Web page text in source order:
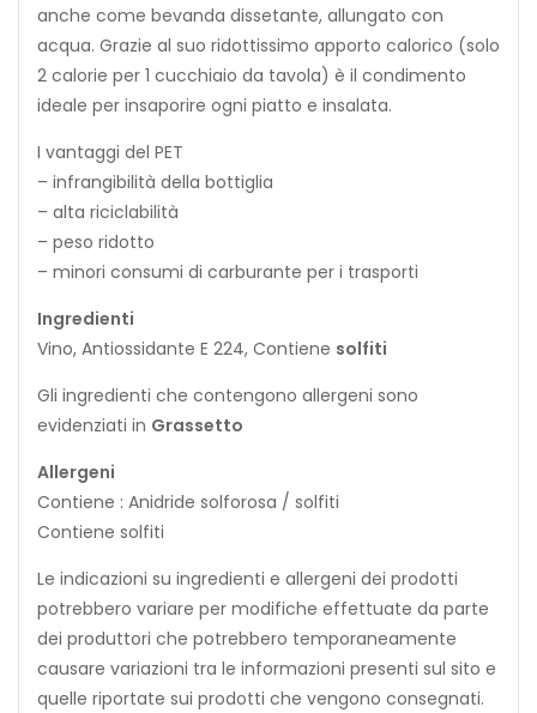
anche come bevanda dissetante, allungato con
acqua. Grazie al suo ridottissimo apporto calorico (solo
2 calorie per 1 cucchiaio da tavola) è il condimento
ideale per insaporire ogni piatto e insalata.
I vantaggi del PET
– infrangibilità della bottiglia
– alta riciclabilità
– peso ridotto
– minori consumi di carburante per i trasporti
Ingredienti
Vino, Antiossidante E 224, Contiene solfiti
Gli ingredienti che contengono allergeni sono
evidenziati in Grassetto
Allergeni
Contiene : Anidride solforosa / solfiti
Contiene solfiti
Le indicazioni su ingredienti e allergeni dei prodotti
potrebbero variare per modifiche effettuate da parte
dei produttori che potrebbero temporaneamente
causare variazioni tra le informazioni presenti sul sito e
quelle riportate sui prodotti che vengono consegnati.